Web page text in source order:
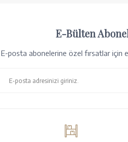
E-Bülten
E-posta abonelerine özel fırsatlar için